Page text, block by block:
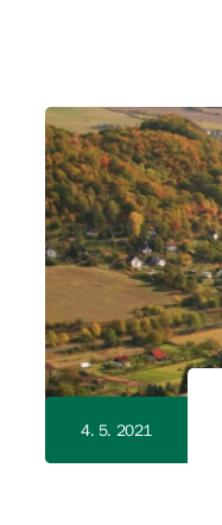
4. 5. 2021